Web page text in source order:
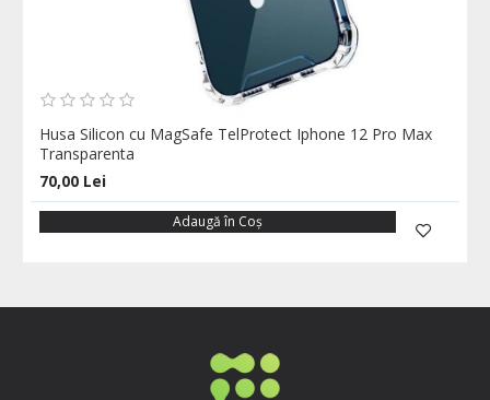
Husa Silicon cu MagSafe TelProtect Iphone 12 Pro Max
Transparenta
70,00 Lei
Adaugă în Coş